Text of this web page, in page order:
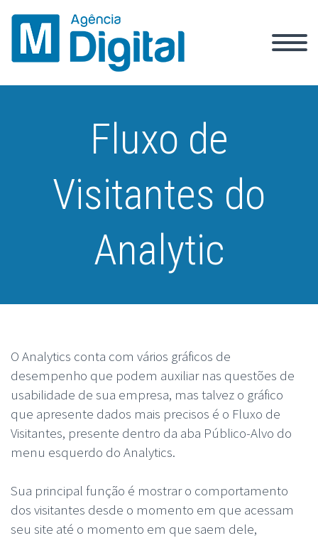
Fluxo de
Visitantes do
Analytic
O Analytics conta com vários gráficos de
desempenho que podem auxiliar nas questões de
usabilidade de sua empresa, mas talvez o gráfico
que apresente dados mais precisos é o Fluxo de
Visitantes, presente dentro da aba Público-Alvo do
menu esquerdo do Analytics.
Sua principal função é mostrar o comportamento
dos visitantes desde o momento em que acessam
seu site até o momento em que saem dele,